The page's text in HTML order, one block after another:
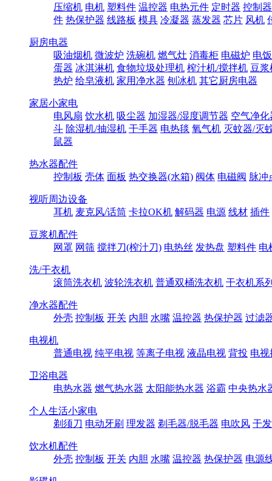
压缩机 电机 塑料件 温控器 电热元件 定时器 控制器
件 热保护器 线路板 模具 冷凝器 蒸发器 芯片 风机
厨房电器
吸油烟机 微波炉 洗碗机 燃气灶 消毒柜 电磁炉 电
蛋器 冰淇淋机 食物垃圾处理机 榨汁机/搅拌机 豆浆
热炉 给皂液机 家用净水器 刨冰机 其它厨房电器
家居小家电
电风扇 饮水机 吸尘器 加湿器/湿度调节器 空气净
斗 除湿机/抽湿机 干手器 电热毯 氧气机 灭蚊器/灭
鼠器
热水器配件
控制板 壳体 面板 热交换器(水箱) 阀体 电磁阀 脉冲
视听周边设备
耳机 麦克风/话筒 卡拉OK机 解码器 电源 线材 插件
豆浆机配件
网罩 网筛 搅拌刀(榨汁刀) 电热丝 发热盘 塑料件 电
洗/干衣机
滚筒洗衣机 波轮洗衣机 普通双桶洗衣机 干衣机系
净水器配件
外壳 控制板 开关 内胆 水嘴 温控器 热保护器 过滤
电视机
普通电视 纯平电视 等离子电视 液晶电视 背投 电视
卫浴电器
电热水器 燃气热水器 太阳能热水器 浴霸 中央热水
个人生活小家电
剃须刀 电动牙刷 理发器 剃毛器/脱毛器 电吹风 干
饮水机配件
外壳 控制板 开关 内胆 水嘴 温控器 热保护器 电源